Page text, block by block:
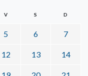
V S D
5 6 7
12 13 14